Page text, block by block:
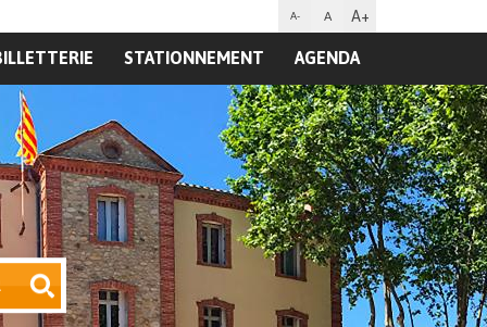
A- A A+
STATIONNEMENT AGENDA